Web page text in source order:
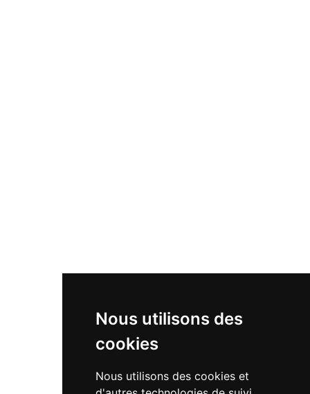
Nous utilisons des
cookies
Nous utilisons des cookies et